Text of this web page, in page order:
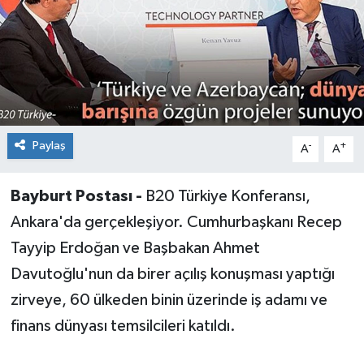
Paylaş A- A+
Bayburt Postası - B20 Türkiye Konferansı,
Ankara'da gerçekleşiyor. Cumhurbaşkanı Recep
Tayyip Erdoğan ve Başbakan Ahmet
Davutoğlu'nun da birer açılış konuşması yaptığı
zirveye, 60 ülkeden binin üzerinde iş adamı ve
finans dünyası temsilcileri katıldı.